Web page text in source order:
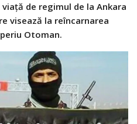
de regimul de la Ankara
visează la reîncarnarea
Otoman.